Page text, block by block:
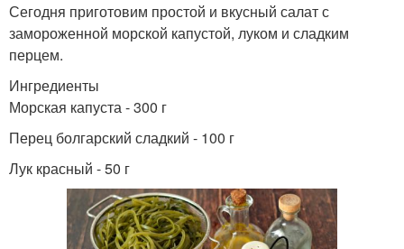
Сегодня приготовим простой и вкусный салат с
замороженной морской капустой, луком и сладким
перцем.
Ингредиенты
Морская капуста - 300 г
Перец болгарский сладкий - 100 г
Лук красный - 50 г